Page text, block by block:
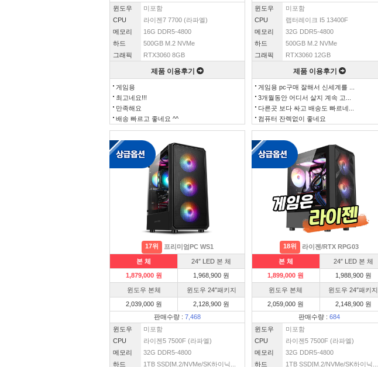
윈도우
미포함
CPU
라이젠7 7700 (라파엘)
메모리
16G DDR5-4800
하드
500GB M.2 NVMe
그래픽
RTX3060 8GB
제품 이용후기
게임용
최고네요!!!
만족해요
배송 빠르고 좋네요 ^^
윈도우
미포함
CPU
랩터레이크 I5 13400F
메모리
32G DDR5-4800
하드
500GB M.2 NVMe
그래픽
RTX3060 12GB
제품 이용후기
게임용 pc구매 잘해서 신세계를 ...
3개월동안 어디서 살지 계속 고...
다른곳 보다 싸고 배송도 빠르네...
컴퓨터 잔렉없이 좋네요
17위 프리미엄PC WS1
본 체
24″ LED 본 체
1,879,000 원
1,968,900 원
윈도우 본체
윈도우 24″패키지
2,039,000 원
2,128,900 원
판매수량 : 7,468
윈도우
미포함
CPU
라이젠5 7500F (라파엘)
메모리
32G DDR5-4800
하드
1TB SSD[M.2/NVMe/SK하이닉...
18위 라이젠/RTX RPG03
본 체
24″ LED 본 체
1,899,000 원
1,988,900 원
윈도우 본체
윈도우 24″패키지
2,059,000 원
2,148,900 원
판매수량 : 684
윈도우
미포함
CPU
라이젠5 7500F (라파엘)
메모리
32G DDR5-4800
하드
1TB SSD[M.2/NVMe/SK하이닉...